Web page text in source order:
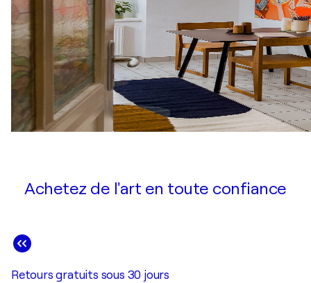
Achetez de l'art en toute confiance
Retours gratuits sous 30 jours